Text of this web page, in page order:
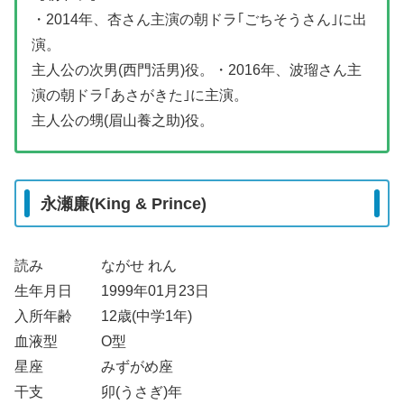
・2014年、杏さん主演の朝ドラ｢ごちそうさん｣に出
演。
主人公の次男(西門活男)役。・2016年、波瑠さん主
演の朝ドラ｢あさがきた｣に主演。
主人公の甥(眉山養之助)役。
永瀬廉(King & Prince)
読み ながせ れん
生年月日 1999年01月23日
入所年齢 12歳(中学1年)
血液型 O型
星座 みずがめ座
干支 卯(うさぎ)年